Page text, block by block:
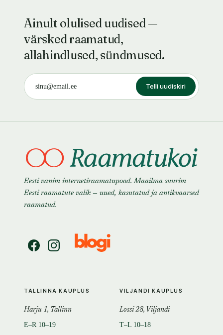
Ainult olulised uudised —
värsked raamatud,
allahindlused, sündmused.
Telli uudiskiri
Eesti vanim internetiraamatupood. Maailma suurim
Eesti raamatute valik — uued, kasutatud ja antikvaarsed
raamatud.
TALLINNA KAUPLUS
Harju 1, Tallinn
E–R 10–19
VILJANDI KAUPLUS
Lossi 28, Viljandi
T–L 10–18